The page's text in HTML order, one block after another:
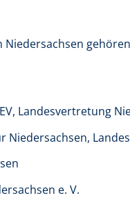
Niedersachsen
Landesvertretung
Niedersachsen,
e. V.